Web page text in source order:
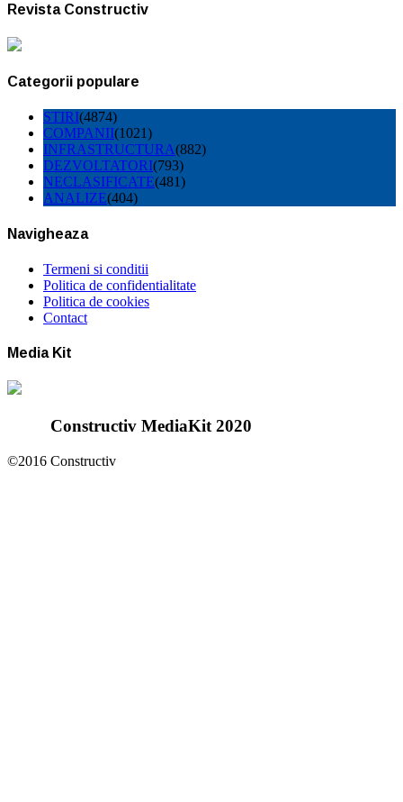
Revista Constructiv
Categorii populare
STIRI(4874)
COMPANII(1021)
INFRASTRUCTURA(882)
DEZVOLTATORI(793)
NECLASIFICATE(481)
ANALIZE(404)
Navigheaza
Termeni si conditii
Politica de confidentialitate
Politica de cookies
Contact
Media Kit
Constructiv MediaKit 2020
©2016 Constructiv